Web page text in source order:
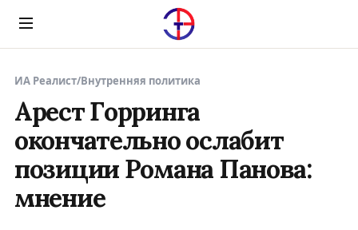
Menu
ИА Реалист/Внутренняя политика
Арест Горринга
окончательно ослабит
позиции Романа Панова:
мнение